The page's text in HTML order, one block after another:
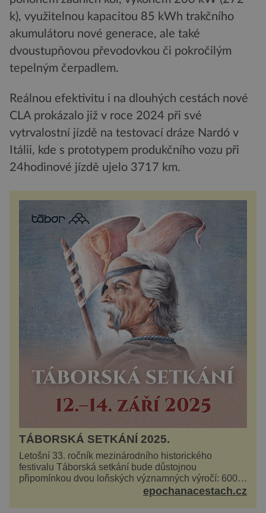
k), využitelnou kapacitou 85 kWh trakčního
akumulátoru nové generace, ale také
dvoustupňovou převodovkou či pokročilým
tepelným čerpadlem.
Reálnou efektivitu i na dlouhých cestách nové
CLA prokázalo již v roce 2024 při své
vytrvalostní jízdě na testovací dráze Nardó v
Itálii, kde s prototypem produkčního vozu při
24hodinové jízdě ujelo 3717 km.
TÁBORSKÁ SETKÁNÍ 2025.
Letošní 33. ročník mezinárodního historického
festivalu Táborská setkání bude důstojnou
připomínkou dvou loňských významných výročí: 600
let od úmrtí nikdy v poli neporaženého hejtmana Jana
epochanacestach.cz